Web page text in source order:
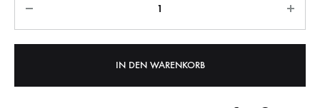
IN DEN WARENKORB